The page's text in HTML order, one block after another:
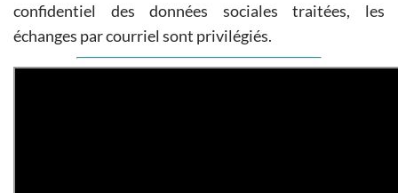
confidentiel des données sociales traitées, les
échanges par courriel sont privilégiés.